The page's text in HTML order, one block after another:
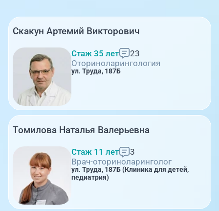
Скакун Артемий Викторович
Стаж 35 лет
23
Оториноларингология
ул. Труда, 187Б
Томилова Наталья Валерьевна
Стаж 11 лет
3
Врач-оториноларинголог
ул. Труда, 187Б (Клиника для детей,
педиатрия)